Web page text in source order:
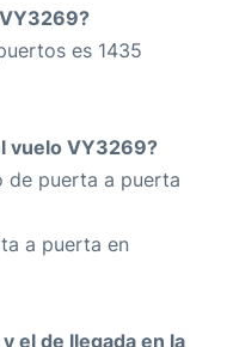
es 1435
vuelo VY3269?
de puerta a puerta
a puerta en
el de llegada en la